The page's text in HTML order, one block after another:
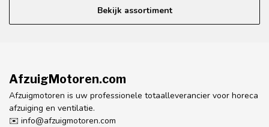
Bekijk assortiment
AfzuigMotoren.com
Afzuigmotoren is uw professionele totaalleverancier voor horeca
afzuiging en ventilatie.
✉️ info@afzuigmotoren.com